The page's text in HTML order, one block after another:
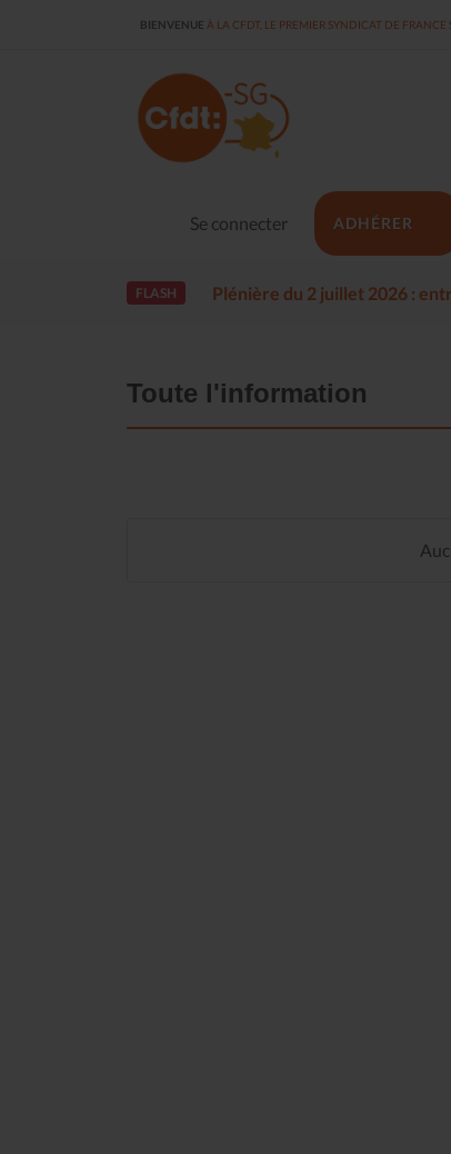
BIENVENUE À LA CFDT, LE PREMIER SYNDICAT DE FRANCE
Se connecter ADHÉRER
FLASH Plénière du 2 juillet 2026 :
Toute l'information